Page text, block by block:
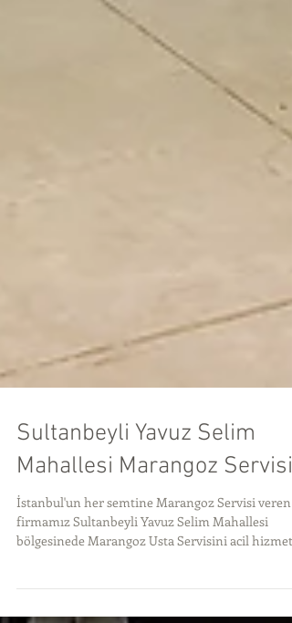
Sultanbeyli Yavuz Selim
Mahallesi Marangoz Servisi